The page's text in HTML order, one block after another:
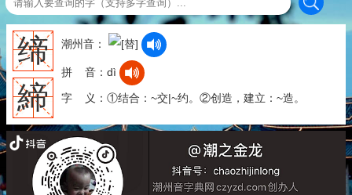
缔
締
潮州音：
拼 音：dì
字 义：①结合：~交|~约。②创造，建立：~造。